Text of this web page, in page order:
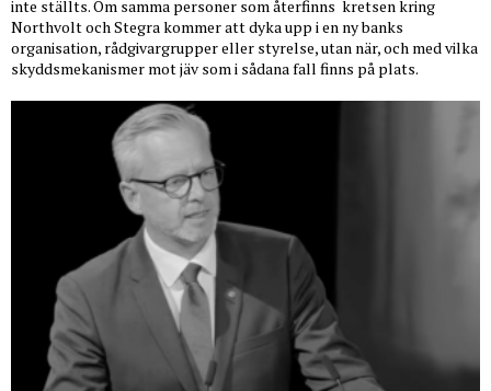
inte ställts. Om samma personer som återfinns kretsen kring
Northvolt och Stegra kommer att dyka upp i en ny banks
organisation, rådgivargrupper eller styrelse, utan när, och med vilka
skyddsmekanismer mot jäv som i sådana fall finns på plats.